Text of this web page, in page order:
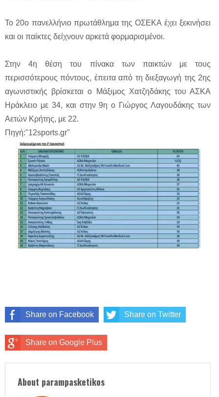
Το 20ο πανελλήνιο πρωτάθλημα της ΟΣΕΚΑ έχει ξεκινήσει
και οι παίκτες δείχνουν αρκετά φορμαρισμένοι.
Στην 4η θέση του πίνακα των παικτών με τους
περισσότερους πόντους, έπειτα από τη διεξαγωγή της 2ης
αγωνιστικής βρίσκεται ο Μάξιμος Χατζηδάκης του ΑΣΚΑ
Ηράκλειο με 34, και στην 9η ο Γιώργος Λαγουδάκης των
Αετών Κρήτης, με 22.
Πηγή:"12sports.gr"
Share on Facebook Share on Twitter
Share on Google Plus
About parampasketikos